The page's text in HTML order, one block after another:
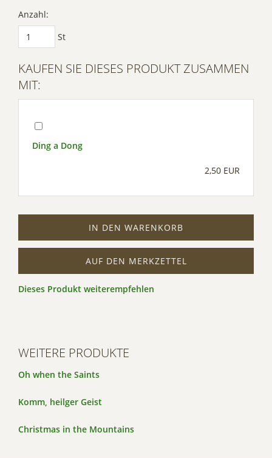
Anzahl:
St
KAUFEN SIE DIESES PRODUKT ZUSAMMEN
MIT:
Ding a Dong
2,50 EUR
IN DEN WARENKORB
AUF DEN MERKZETTEL
Dieses Produkt weiterempfehlen
WEITERE PRODUKTE
Oh when the Saints
Komm, heilger Geist
Christmas in the Mountains